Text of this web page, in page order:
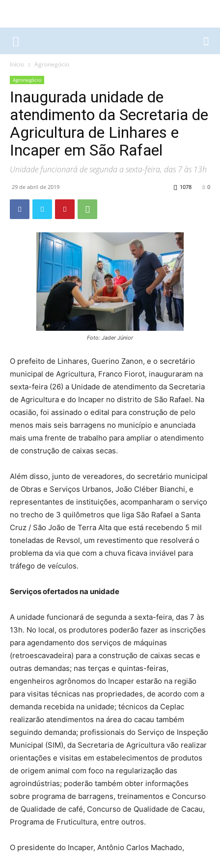
Início Agronegócio
Agronegócio
Inaugurada unidade de
atendimento da Secretaria de
Agricultura de Linhares e
Incaper em São Rafael
Unidade funcionará de segunda a sexta-feira, das 7 às 13h
29 de abril de 2019 0
1078
Foto: Jader Júnior
O prefeito de Linhares, Guerino Zanon, e o secretário
municipal de Agricultura, Franco Fiorot, inauguraram na
sexta-feira (26) a Unidade de atendimento da Secretaria
de Agricultura e do Incaper no distrito de São Rafael. Na
ocasião, foi assinado o edital para construção de pelo
menos mais seis barragens no município e anunciada
mais uma frente de trabalho para ampliar o atendimento
de construção de caixas secas.
Além disso, junto de vereadores, do secretário municipal
de Obras e Serviços Urbanos, João Cléber Bianchi, e
representantes de instituições, acompanharam o serviço
no trecho de 3 quilômetros que liga São Rafael a Santa
Cruz / São João de Terra Alta que está recebendo 5 mil
toneladas de Revsol, um revestimento que resolverá o
problema da via que com a chuva ficava inviável para
tráfego de veículos.
Serviços ofertados na unidade
A unidade funcionará de segunda a sexta-feira, das 7 às
13h. No local, os produtores poderão fazer as inscrições
para agendamento dos serviços de máquinas
(retroescavadeira) para a construção de caixas secas e
outras demandas; nas terças e quintas-feiras,
engenheiros agrônomos do Incaper estarão na região
para visitas técnicas nas propriedades, de acordo com a
demanda recebida na unidade; técnicos da Ceplac
realizarão atendimentos na área do cacau também
seguindo demanda; profissionais do Serviço de Inspeção
Municipal (SIM), da Secretaria de Agricultura vão realizar
orientações e visitas em estabelecimentos de produtos
de origem animal com foco na regularização das
agroindústrias; poderão também obter informações
sobre programa de barragens, treinamentos e Concurso
de Qualidade de café, Concurso de Qualidade de Cacau,
Programa de Fruticultura, entre outros.
O presidente do Incaper, Antônio Carlos Machado,